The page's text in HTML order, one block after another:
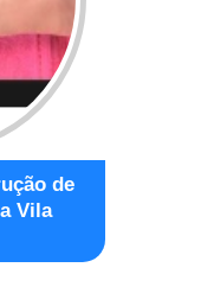
de
Vila